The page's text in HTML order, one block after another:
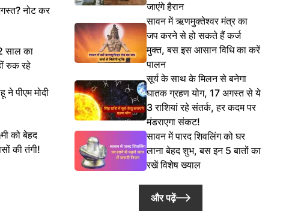
नोट कर
साल का
रुक रहे
पीएम मोदी
को बेहद
की तंगी!
जाएंगे हैरान
सावन में ऋणमुक्तेश्वर मंत्र का
जप करने से हो सकते हैं कर्ज
मुक्त, बस इस आसान विधि का करें
पालन
सूर्य के साथ के मिलन से बनेगा
घातक ग्रहण योग, 17 अगस्त से ये
3 राशियां रहे संतर्क, हर कदम पर
मंडराएगा संकट!
सावन में पारद शिवलिंग को घर
लाना बेहद शुभ, बस इन 5 बातों का
रखें विशेष ख्याल
और पढ़ें